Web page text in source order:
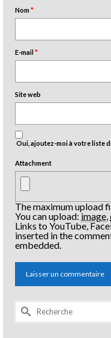
Nom*
E-mail*
Site web
Oui, ajoutez-moi à votre liste
Attachment
The maximum upload
You can upload:image
Links to YouTube,
inserted in the
embedded.
Rechercher :